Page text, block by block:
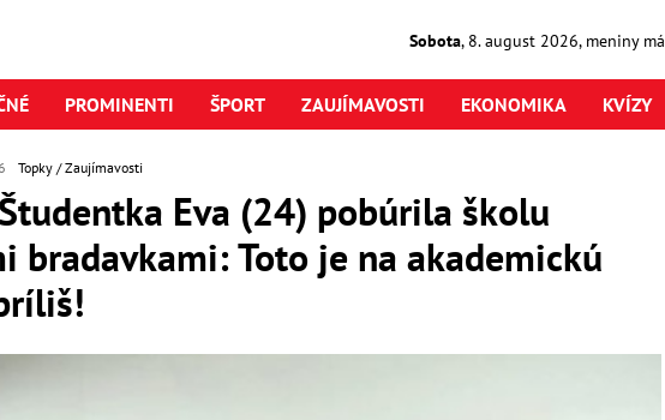
Sobota, 8. august2026, meniny má
PROMINENTI ŠPORT ZAUJÍMAVOSTI EKONOMIKA KVÍZY
Topky Zaujímavosti
Eva (24) pobúrila školu
bradavkami: Toto je na akademickú